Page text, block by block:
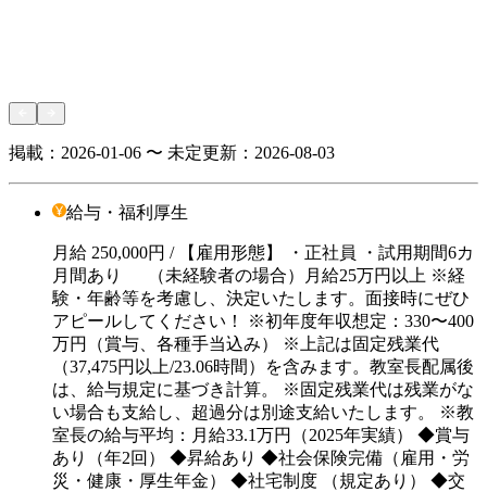
掲載： 2026-01-06 〜 未定更新： 2026-08-03
給与・福利厚生
月給 250,000円 / 【雇用形態】 ・正社員 ・試用期間6カ
月間あり （未経験者の場合）月給25万円以上 ※経
験・年齢等を考慮し、決定いたします。面接時にぜひ
アピールしてください！ ※初年度年収想定：330〜400
万円（賞与、各種手当込み） ※上記は固定残業代
（37,475円以上/23.06時間）を含みます。教室長配属後
は、給与規定に基づき計算。 ※固定残業代は残業がな
い場合も支給し、超過分は別途支給いたします。 ※教
室長の給与平均：月給33.1万円（2025年実績） ◆賞与
あり（年2回） ◆昇給あり ◆社会保険完備（雇用・労
災・健康・厚生年金） ◆社宅制度 （規定あり） ◆交